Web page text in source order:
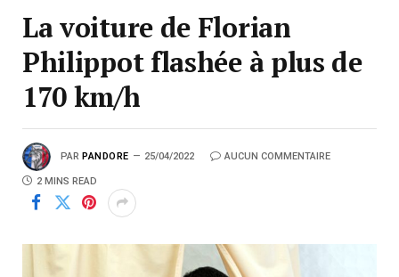
La voiture de Florian
Philippot flashée à plus de
170 km/h
PAR PANDORE 25/04/2022 AUCUN COMMENTAIRE
2 MINS READ